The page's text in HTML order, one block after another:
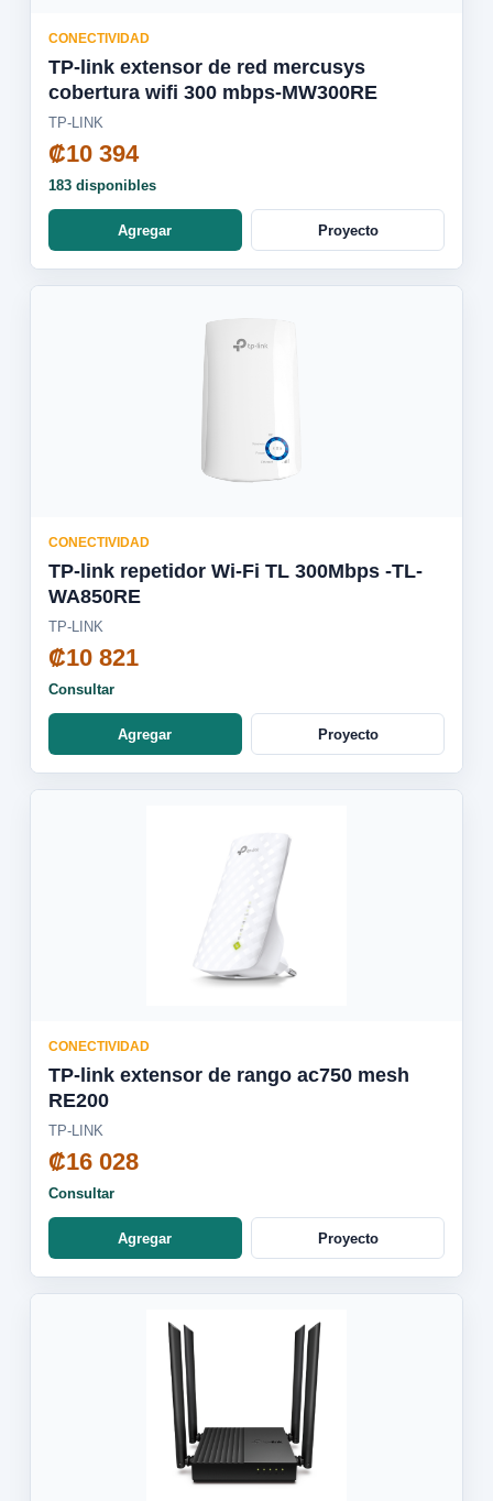
CONECTIVIDAD
TP-link extensor de red mercusys
cobertura wifi 300 mbps-MW300RE
TP-LINK
₡10 394
183 disponibles
Agregar Proyecto
CONECTIVIDAD
TP-link repetidor Wi-Fi TL 300Mbps -TL-
WA850RE
TP-LINK
₡10 821
Consultar
Agregar Proyecto
CONECTIVIDAD
TP-link extensor de rango ac750 mesh
RE200
TP-LINK
₡16 028
Consultar
Agregar Proyecto